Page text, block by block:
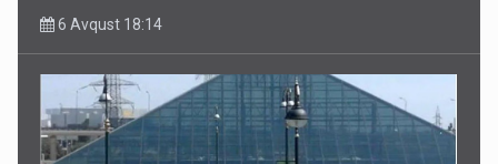
6 Avqust 18:14